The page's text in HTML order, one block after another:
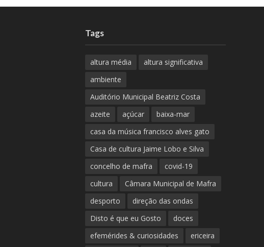
Tags
altura média
altura significativa
ambiente
Auditório Municipal Beatriz Costa
azeite
açúcar
baixa-mar
casa da música francisco alves gato
Casa de cultura Jaime Lobo e Silva
concelho de mafra
covid-19
cultura
Câmara Municipal de Mafra
desporto
direção das ondas
Disto é que eu Gosto
doces
efemérides & curiosidades
ericeira